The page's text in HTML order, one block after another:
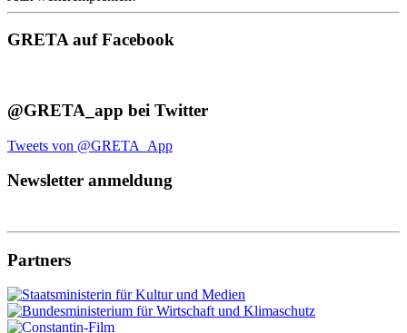
GRETA auf Facebook
@GRETA_app bei Twitter
Tweets von @GRETA_App
Newsletter anmeldung
Partners